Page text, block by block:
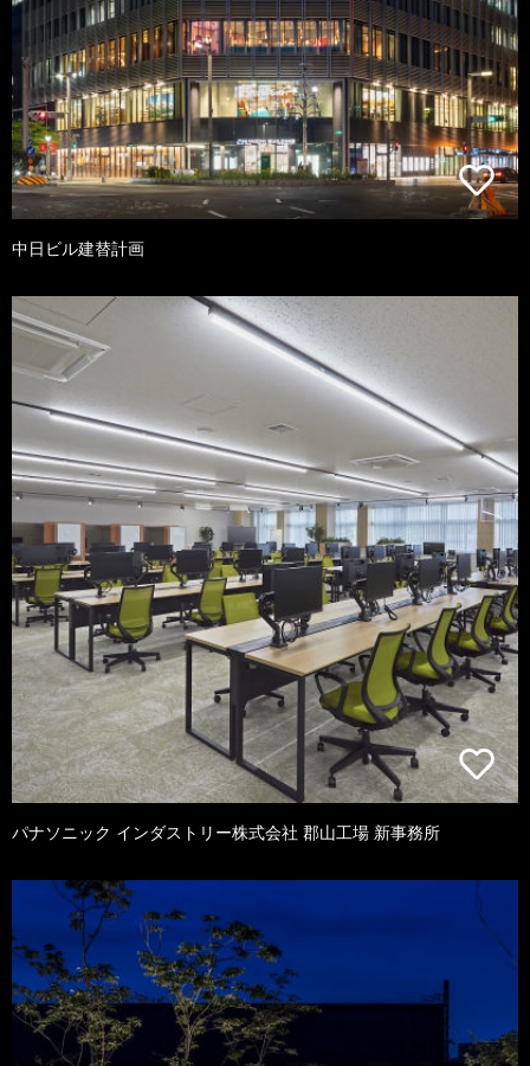
中日ビル建替計画
パナソニック インダストリー株式会社 郡山工場 新事務所